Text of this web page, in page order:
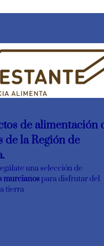
de alimentación
de la Región de
una selección de
murcianospara disfrutar del
tierra